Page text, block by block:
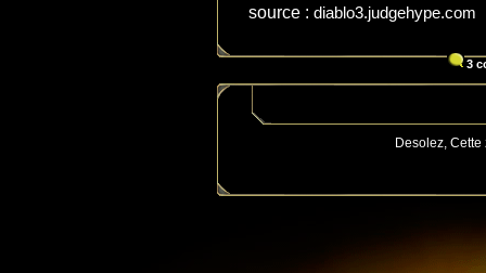
source :diablo3.judgehype.com
3
Desolez,